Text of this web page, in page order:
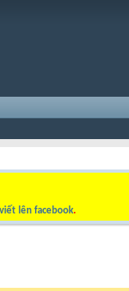
lên facebook.